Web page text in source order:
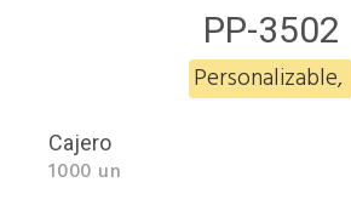
PP-3502
Personalizable,
Cajero
1000 un